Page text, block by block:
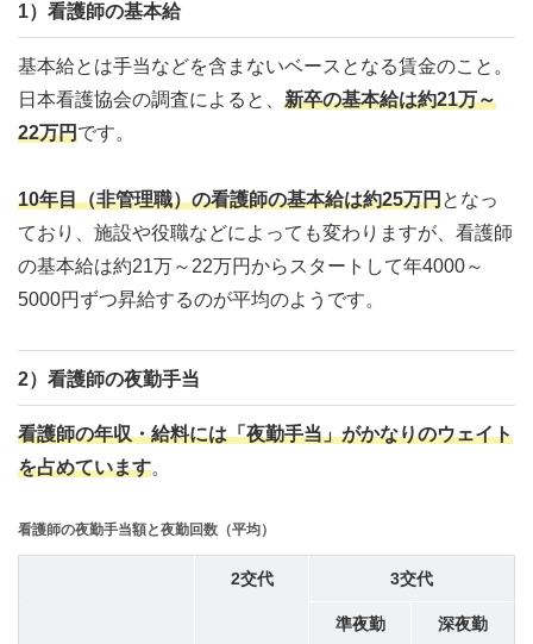
1）看護師の基本給
基本給とは手当などを含まないベースとなる賃金のこと。
日本看護協会の調査によると、 新卒の基本給は約21万～
22万円です。
10年目（非管理職）の看護師の基本給は約25万円となっ
ており、施設や役職などによっても変わりますが、看護師
の基本給は約21万～22万円からスタートして年4000～
5000円ずつ昇給するのが平均のようです。
2）看護師の夜勤手当
看護師の年収・給料には「夜勤手当」がかなりのウェイト
を占めています。
看護師の夜勤手当額と夜勤回数（平均）
2交代 3交代
準夜勤 深夜勤